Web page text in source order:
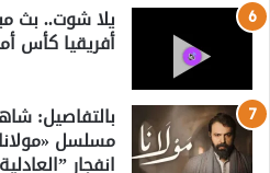
يلا شوت.. بث
أفريقيا كأس أمم
مسلسل
انفجار